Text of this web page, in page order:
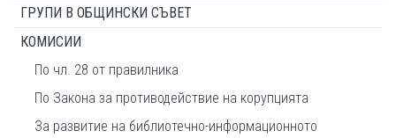
ГРУПИ В ОБЩИНСКИ СЪВЕТ
КОМИСИИ
По чл. 28 от правилника
По Закона за противодействие на корупцията
За развитие на библиотечно-информационното